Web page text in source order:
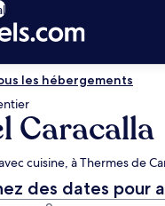
les hébergements
Caracalla
cuisine, à Thermes de
des dates pour